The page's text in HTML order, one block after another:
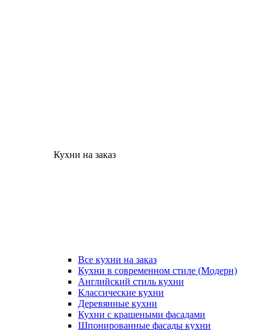
Кухни на заказ
Все кухни на заказ
Кухни в современном стиле (Модерн)
Английский стиль кухни
Классические кухни
Деревянные кухни
Кухни с крашеными фасадами
Шпонированные фасады кухни